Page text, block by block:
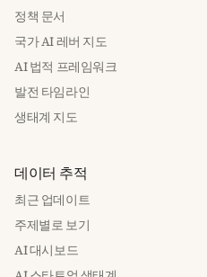
정책 문서
국가 AI 레버 지도
AI 법적 프레임워크
발전 타임라인
생태계 지도
데이터 추적
최근 업데이트
주제별로 보기
AI 대시보드